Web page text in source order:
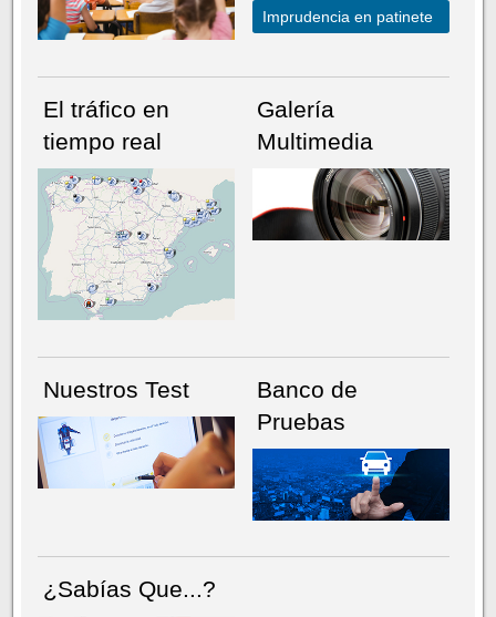
NÚMERO ACTUALHEMEROTECA
Imprudencia en patinete
El tráfico en
tiempo real
Galería
Multimedia
Nuestros Test
Banco de
Pruebas
¿Sabías Que...?